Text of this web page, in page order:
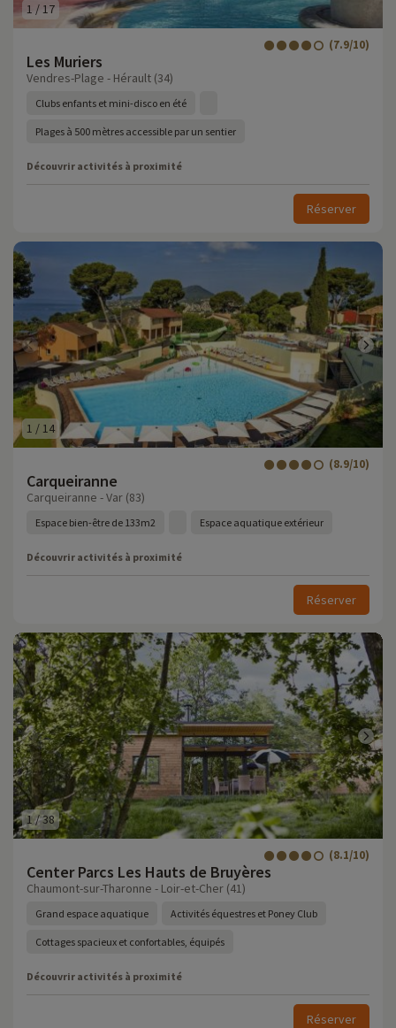
1 / 17
Les Muriers
(7.9/10)
Vendres-Plage - Hérault (34)
Clubs enfants et mini-disco en été
Plages à 500 mètres accessible par un sentier
Découvrir activités à proximité
Réserver
1 / 14
Carqueiranne
(8.9/10)
Carqueiranne - Var (83)
Espace bien-être de 133m2 Espace aquatique extérieur
Découvrir activités à proximité
Réserver
1/38
Center Parcs Les Hauts de Bruyères
(8.1/10)
Chaumont-sur-Tharonne - Loir-et-Cher (41)
Grand espace aquatique Activités équestres et Poney Club
Cottages spacieux et confortables, équipés
Découvrir activités à proximité
Réserver